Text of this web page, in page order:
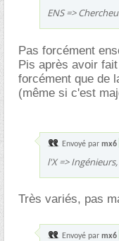
ENS =>
Pas forcément
Pis après avoir
forcément que de
(même si c'est
Envoyé par mx6
l'X =>
Très variés, pas
Envoyé par mx6